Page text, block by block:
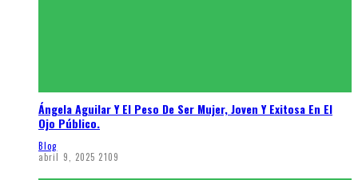
Ángela Aguilar Y El Peso De Ser Mujer, Joven Y Exitosa En El
Ojo Público.
Blog
abril 9, 2025 2109